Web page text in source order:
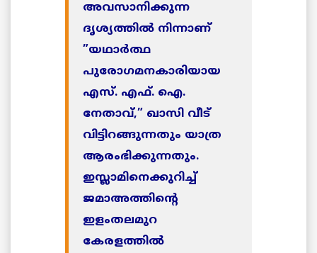
അവസാനിക്കുന്ന
ദൃശ്യത്തില്‍ നിന്നാണ്
”യഥാര്‍ത്ഥ
പുരോഗമനകാരിയായ
എസ്. എഫ്. ഐ.
നേതാവ്,” ഖാസി വീട്
വിട്ടിറങ്ങുന്നതും യാത്ര
ആരംഭിക്കുന്നതും.
ഇസ്ലാമിനെക്കുറിച്ച്
ജമാഅത്തിന്റെ
ഇളംതലമുറ
കേരളത്തില്‍